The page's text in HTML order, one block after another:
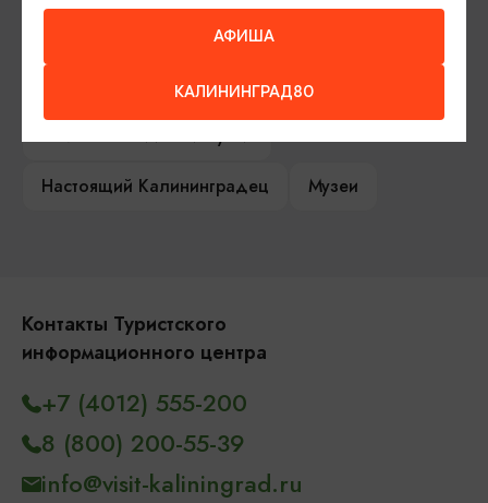
Достопримечательности
Гостиницы
Как доехать
Компас Балтийской кухни
Настоящий Калининградец
Музеи
Контакты Туристского
информационного центра
+7 (4012) 555-200
8 (800) 200-55-39
info@visit-kaliningrad.ru
АФИША
КАЛИНИНГРАД80